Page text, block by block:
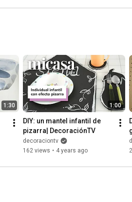
1:30 1:00
DIY: un mantel infantil de
pizarra| DecoraciónTV
decoraciontv
162 views • 4 years ago